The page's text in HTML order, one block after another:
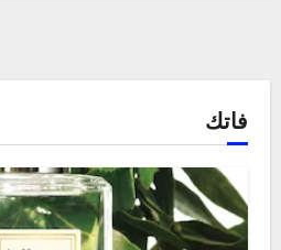
فاتك